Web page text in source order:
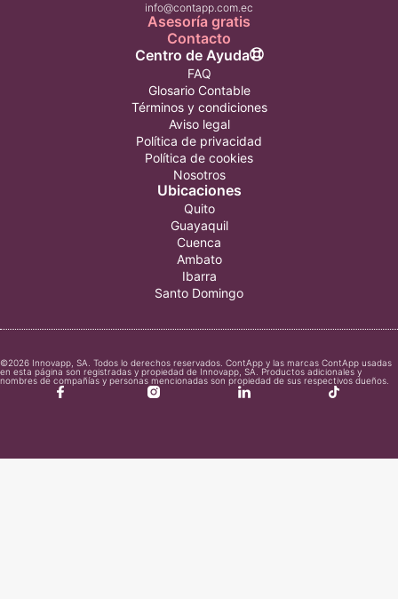
info@contapp.com.ec
Asesoría gratis
Contacto
Ubicaciones
Quito
Guayaquil
Cuenca
Ambato
Ibarra
Santo Domingo
Centro de Ayuda
FAQ
Glosario Contable
Términos y condiciones
Aviso legal
Política de privacidad
Política de cookies
Nosotros
©2026 Innovapp, SA. Todos lo derechos reservados. ContApp y las marcas ContApp usadas
en esta página son registradas y propiedad de Innovapp, SA. Productos adicionales y
nombres de compañías y personas mencionadas son propiedad de sus respectivos dueños.